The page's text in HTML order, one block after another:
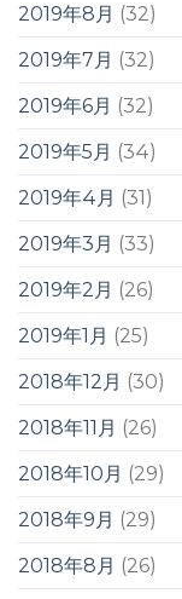
2019年8月 (32)
2019年7月 (32)
2019年6月 (32)
2019年5月 (34)
2019年4月 (31)
2019年3月 (33)
2019年2月 (26)
2019年1月 (25)
2018年12月 (30)
2018年11月 (26)
2018年10月 (29)
2018年9月 (29)
2018年8月 (26)